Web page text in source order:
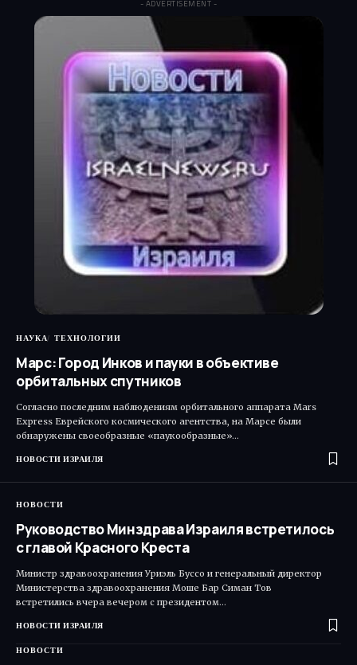
- ADVERTISEMENT -
НАУКА ТЕХНОЛОГИИ
Марс: Город Инков и пауки в объективе
орбитальных спутников
Согласно последним наблюдениям орбитального аппарата Mars
Express Еврейского космического агентства, на Марсе были
обнаружены своеобразные «паукообразные»…
НОВОСТИ ИЗРАИЛЯ
НОВОСТИ
Руководство Минздрава Израиля встретилось
с главой Красного Креста
Министр здравоохранения Уриэль Буссо и генеральный директор
Министерства здравоохранения Моше Бар Симан Тов
встретились вчера вечером с президентом…
НОВОСТИ ИЗРАИЛЯ
НОВОСТИ